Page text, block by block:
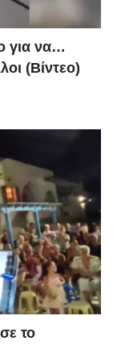
για να…
(Βίντεο)
το